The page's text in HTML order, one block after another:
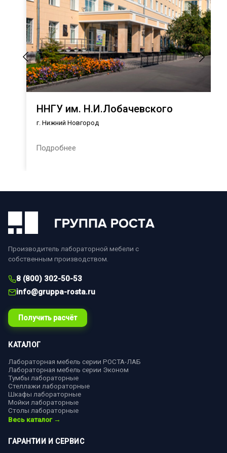
ННГУ им. Н.И.Лобачевского
г. Нижний Новгород
Подробнее
Производитель лабораторной мебели с
собственным производством.
8 (800) 302-50-53
info@gruppa-rosta.ru
Получить расчёт
КАТАЛОГ
Лабораторная мебель серии РОСТА-ЛАБ
Лабораторная мебель серии Эконом
Тумбы лабораторные
Стеллажи лабораторные
Шкафы лабораторные
Мойки лабораторные
Столы лабораторные
Весь каталог →
ГАРАНТИИ И СЕРВИС